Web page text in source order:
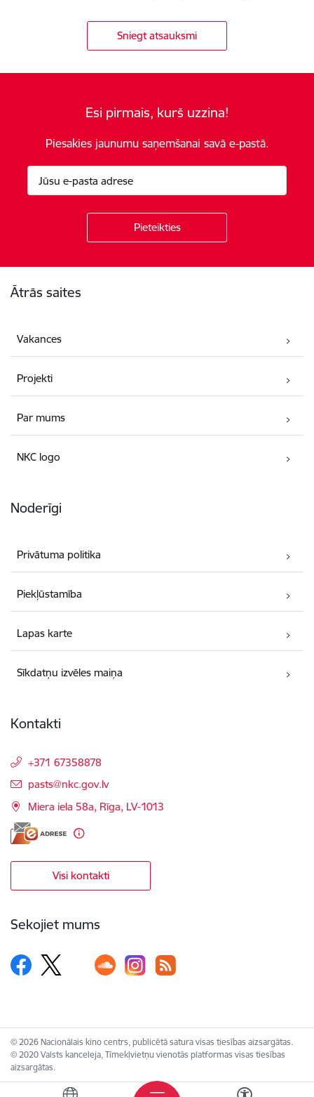
Sniegt atsauksmi
Esi pirmais, kurš uzzina!
Piesakies jaunumu saņemšanai savā e-pastā.
Ātrās saites
Vakances
Projekti
Par mums
NKC logo
Noderīgi
Privātuma politika
Piekļūstamība
Lapas karte
Sīkdatņu izvēles maiņa
Kontakti
+371 67358878
E-pasts:
pasts@nkc.gov.lv
Miera iela 58a, Rīga, LV-1013
Visi kontakti
Sekojiet mums
© 2026 Nacionālais kino centrs, publicētā satura visas tiesības aizsargātas.
© 2020 Valsts kanceleja, Tīmekļvietņu vienotās platformas visas tiesības
aizsargātas.